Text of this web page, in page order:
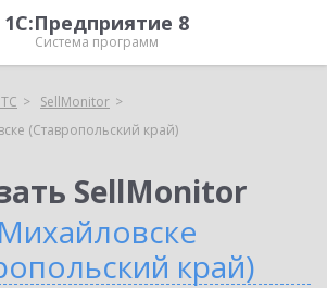
1С:Предприятие 8
Система программ
SellMonitor
(Ставропольский край)
SellMonitor
край)